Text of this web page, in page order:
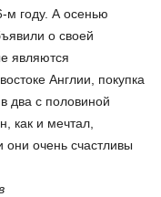
м году. А осенью
о своей
являются
Англии, покупка
два с половиной
как и мечтал,
они очень счастливы